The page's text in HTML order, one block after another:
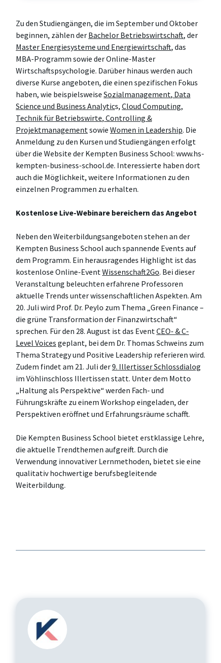
Zu den Studiengängen, die im September und Oktober
beginnen, zählen der Bachelor Betriebswirtschaft, der
Master Energiesysteme und Energiewirtschaft, das
MBA-Programm sowie der Online-Master
Wirtschaftspsychologie. Darüber hinaus werden auch
diverse Kurse angeboten, die einen spezifischen Fokus
haben, wie beispielsweise Sozialmanagement, Data
Science und Business Analytics, Cloud Computing,
Technik für Betriebswirte, Controlling &
Projektmanagementsowie Women in Leadership. Die
Anmeldung zu den Kursen und Studiengängen erfolgt
über die Website der Kempten Business School: www.hs-
kempten-business-school.de. Interessierte haben dort
auch die Möglichkeit, weitere Informationen zu den
einzelnen Programmen zu erhalten.
Kostenlose Live-Webinare bereichern das Angebot
Neben den Weiterbildungsangeboten stehen an der
Kempten Business School auch spannende Events auf
dem Programm. Ein herausragendes Highlight ist das
kostenlose Online-EventWissenschaft2Go. Bei dieser
Veranstaltung beleuchten erfahrene Professoren
aktuelle Trends unter wissenschaftlichen Aspekten. Am
20. Juli wird Prof. Dr. Peylo zum Thema „Green Finance –
die grüne Transformation der Finanzwirtschaft“
sprechen. Für den 28. August ist das EventCEO- & C-
Level Voices geplant, bei dem Dr. Thomas Schweins zum
Thema Strategy und Positive Leadership referieren wird.
Zudem findet am 21. Juli der9. Illertisser Schlossdialog
im Vöhlinschloss Illertissen statt. Unter dem Motto
„Haltung als Perspektive“ werden Fach- und
Führungskräfte zu einem Workshop eingeladen, der
Perspektiven eröffnet und Erfahrungsräume schafft.
Die Kempten Business School bietet erstklassige Lehre,
die aktuelle Trendthemen aufgreift. Durch die
Verwendung innovativer Lernmethoden, bietet sie eine
qualitativ hochwertige berufsbegleitende
Weiterbildung.